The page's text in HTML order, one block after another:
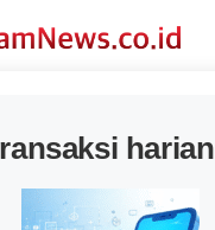
harian